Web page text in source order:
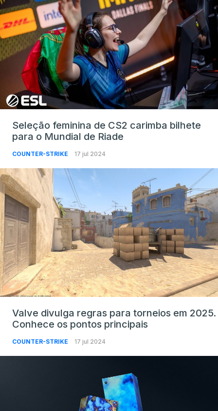
Seleção feminina de CS2 carimba bilhete
para o Mundial de Riade
COUNTER-STRIKE 17 jul 2024
Valve divulga regras para torneios em 2025.
Conhece os pontos principais
COUNTER-STRIKE 17 jul 2024